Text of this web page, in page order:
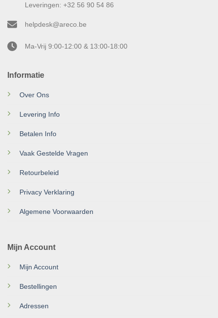
Informatie
Over Ons
Levering Info
Betalen Info
Vaak Gestelde Vragen
Retourbeleid
Privacy Verklaring
Algemene Voorwaarden
Mijn Account
Mijn Account
Bestellingen
Adressen
Leveringen: +32 56 90 54 86
helpdesk@areco.be
Ma-Vrij 9:00-12:00 & 13:00-18:00